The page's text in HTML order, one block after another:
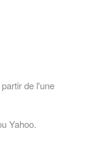
de l'une
Yahoo.